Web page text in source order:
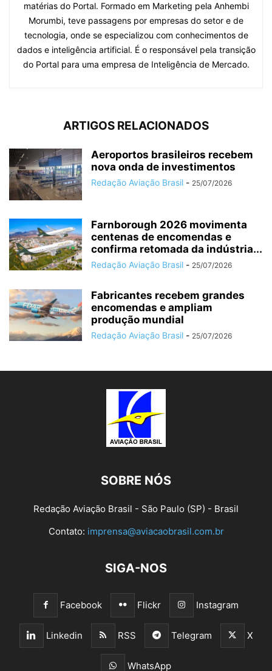
matérias do Portal. Formado em Marketing pela Anhembi
Morumbi, teve passagens por empresas do setor e de
tecnologia, onde se especializou com conhecimentos de
dados e inteligência artificial. É o responsável pela transição
do Portal para uma empresa de Inteligência de Mercado.
ARTIGOS RELACIONADOS
Aeroportos brasileiros recebem
nova onda de investimentos
Redação Aviação Brasil - 25/07/2026
Farnborough 2026 movimenta
centenas de encomendas e
confirma retomada da indústria...
Redação Aviação Brasil - 25/07/2026
Fabricantes recebem grandes
encomendas e ampliam
produção mundial
Redação Aviação Brasil - 25/07/2026
SOBRE NÓS
Redação Aviação Brasil - São Paulo (SP) - Brasil
Contato: imprensa@aviacaobrasil.com.br
SIGA-NOS
Facebook Flickr Instagram
Linkedin RSS Telegram X
WhatsApp